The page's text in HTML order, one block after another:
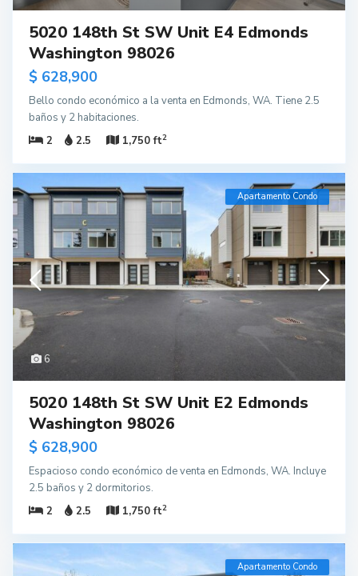
5020 148th St SW Unit E4 Edmonds
Washington 98026
$ 628,900
Bello condo económico a la venta en Edmonds, WA. Tiene 2.5
baños y 2 habitaciones.
2
2.5 1,750 ft2
6
Apartamento Condo
5020 148th St SW Unit E2 Edmonds
Washington 98026
$ 628,900
Espacioso condo económico de venta en Edmonds, WA. Incluye
2.5 baños y 2 dormitorios.
2
2.5 1,750 ft2
Apartamento Condo